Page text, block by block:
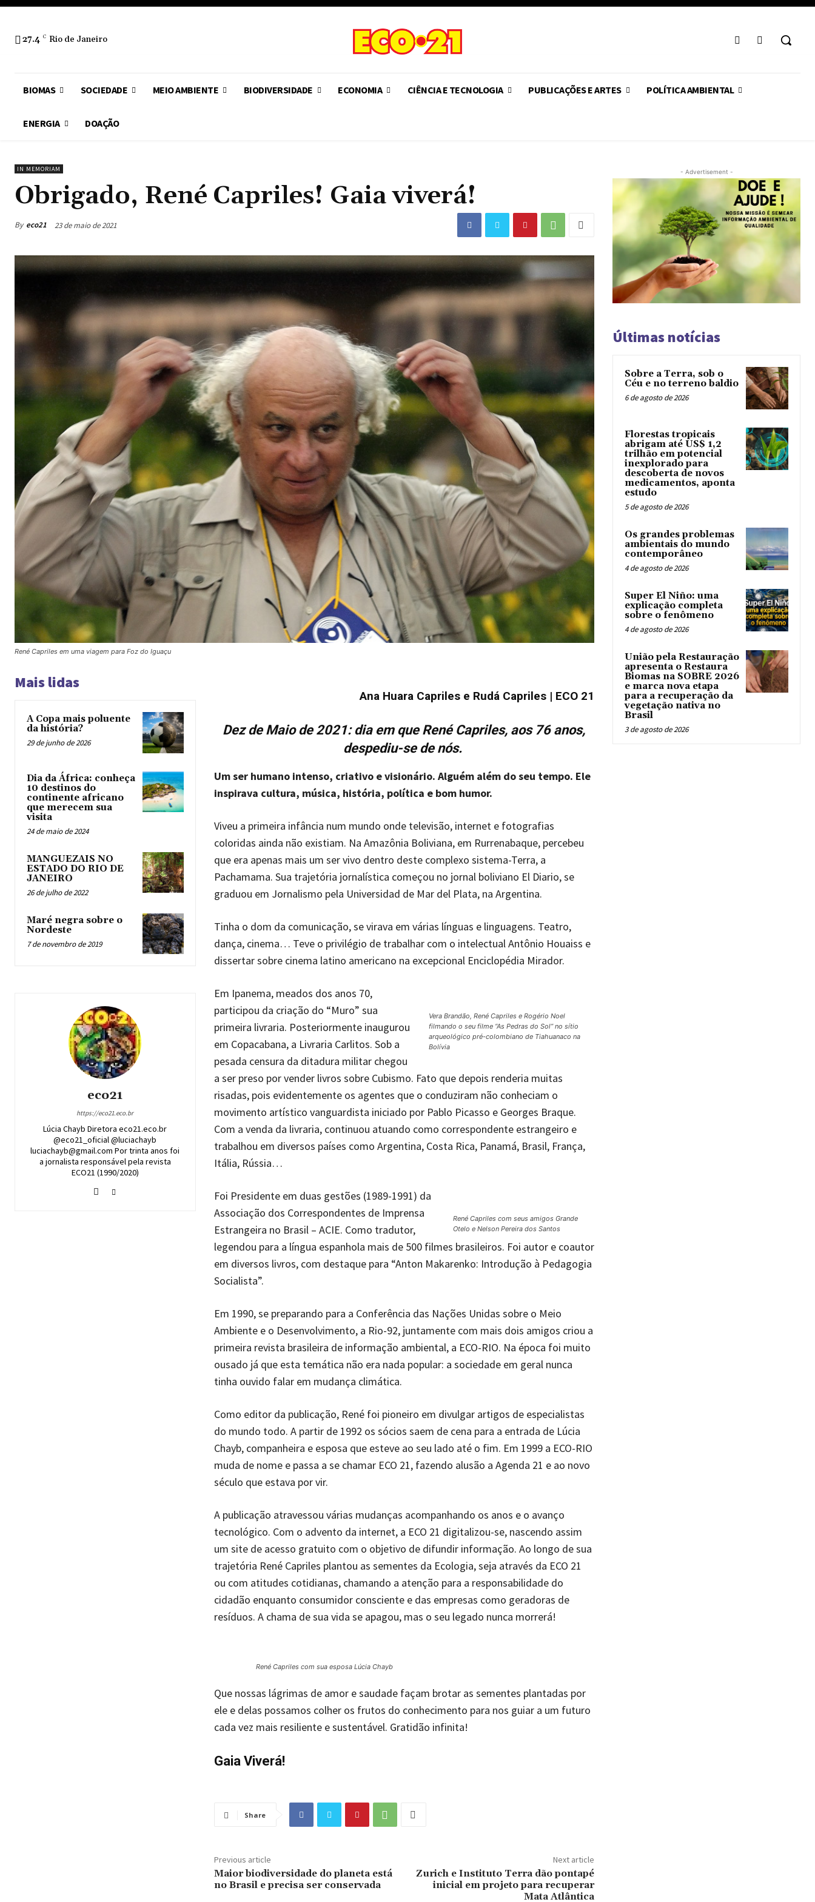
27.4 C Rio de Janeiro
BIOMAS SOCIEDADE MEIO AMBIENTE BIODIVERSIDADE ECONOMIA CIÊNCIA E TECNOLOGIA PUBLICAÇÕES E ARTES POLÍTICA AMBIENTAL
ENERGIA DOAÇÃO
IN MEMORIAM
Obrigado, René Capriles! Gaia viverá!
By eco21 23 de maio de 2021
René Capriles em uma viagem para Foz do Iguaçu
Mais lidas
A Copa mais poluente
da história?
29 de junho de 2026
Dia da África: conheça
10 destinos do
continente africano
que merecem sua
visita
24 de maio de 2024
MANGUEZAIS NO
ESTADO DO RIO DE
JANEIRO
26 de julho de 2022
Maré negra sobre o
Nordeste
7 de novembro de 2019
eco21
https://eco21.eco.br
Lúcia Chayb Diretora eco21.eco.br
@eco21_oficial @luciachayb
luciachayb@gmail.com Por trinta anos foi
a jornalista responsável pela revista
ECO21 (1990/2020)
Ana Huara Capriles e Rudá Capriles | ECO 21
Dez de Maio de 2021: dia em que René Capriles, aos 76 anos,
despediu-se de nós.
Um ser humano intenso, criativo e visionário. Alguém além do seu tempo. Ele
inspirava cultura, música, história, política e bom humor.
Viveu a primeira infância num mundo onde televisão, internet e fotografias
coloridas ainda não existiam. Na Amazônia Boliviana, em Rurrenabaque, percebeu
que era apenas mais um ser vivo dentro deste complexo sistema-Terra, a
Pachamama. Sua trajetória jornalística começou no jornal boliviano El Diario, se
graduou em Jornalismo pela Universidad de Mar del Plata, na Argentina.
Tinha o dom da comunicação, se virava em várias línguas e linguagens. Teatro,
dança, cinema… Teve o privilégio de trabalhar com o intelectual Antônio Houaiss e
dissertar sobre cinema latino americano na excepcional Enciclopédia Mirador.
Vera Brandão, René Capriles e Rogério Noel
filmando o seu filme “As Pedras do Sol” no sítio
arqueológico pré-colombiano de Tiahuanaco na
Bolívia
Em Ipanema, meados dos anos 70,
participou da criação do “Muro” sua
primeira livraria. Posteriormente inaugurou
em Copacabana, a Livraria Carlitos. Sob a
pesada censura da ditadura militar chegou
a ser preso por vender livros sobre Cubismo. Fato que depois renderia muitas
risadas, pois evidentemente os agentes que o conduziram não conheciam o
movimento artístico vanguardista iniciado por Pablo Picasso e Georges Braque.
Com a venda da livraria, continuou atuando como correspondente estrangeiro e
trabalhou em diversos países como Argentina, Costa Rica, Panamá, Brasil, França,
Itália, Rússia…
René Capriles com seus amigos Grande
Otelo e Nelson Pereira dos Santos
Foi Presidente em duas gestões (1989-1991) da
Associação dos Correspondentes de Imprensa
Estrangeira no Brasil – ACIE. Como tradutor,
legendou para a língua espanhola mais de 500 filmes brasileiros. Foi autor e coautor
em diversos livros, com destaque para “Anton Makarenko: Introdução à Pedagogia
Socialista”.
Em 1990, se preparando para a Conferência das Nações Unidas sobre o Meio
Ambiente e o Desenvolvimento, a Rio-92, juntamente com mais dois amigos criou a
primeira revista brasileira de informação ambiental, a ECO-RIO. Na época foi muito
ousado já que esta temática não era nada popular: a sociedade em geral nunca
tinha ouvido falar em mudança climática.
Como editor da publicação, René foi pioneiro em divulgar artigos de especialistas
do mundo todo. A partir de 1992 os sócios saem de cena para a entrada de Lúcia
Chayb, companheira e esposa que esteve ao seu lado até o fim. Em 1999 a ECO-RIO
muda de nome e passa a se chamar ECO 21, fazendo alusão a Agenda 21 e ao novo
século que estava por vir.
A publicação atravessou várias mudanças acompanhando os anos e o avanço
tecnológico. Com o advento da internet, a ECO 21 digitalizou-se, nascendo assim
um site de acesso gratuito com o objetivo de difundir informação. Ao longo de sua
trajetória René Capriles plantou as sementes da Ecologia, seja através da ECO 21
ou com atitudes cotidianas, chamando a atenção para a responsabilidade do
cidadão enquanto consumidor consciente e das empresas como geradoras de
resíduos. A chama de sua vida se apagou, mas o seu legado nunca morrerá!
René Capriles com sua esposa Lúcia Chayb
Que nossas lágrimas de amor e saudade façam brotar as sementes plantadas por
ele e delas possamos colher os frutos do conhecimento para nos guiar a um futuro
cada vez mais resiliente e sustentável. Gratidão infinita!
Gaia Viverá!
Share
Previous article
Maior biodiversidade do planeta está
no Brasil e precisa ser conservada
Next article
Zurich e Instituto Terra dão pontapé
inicial em projeto para recuperar
Mata Atlântica
- Advertisement -
Últimas notícias
Sobre a Terra, sob o
Céu e no terreno baldio
6 de agosto de 2026
Florestas tropicais
abrigam até US$ 1,2
trilhão em potencial
inexplorado para
descoberta de novos
medicamentos, aponta
estudo
5 de agosto de 2026
Os grandes problemas
ambientais do mundo
contemporâneo
4 de agosto de 2026
Super El Niño: uma
explicação completa
sobre o fenômeno
4 de agosto de 2026
União pela Restauração
apresenta o Restaura
Biomas na SOBRE 2026
e marca nova etapa
para a recuperação da
vegetação nativa no
Brasil
3 de agosto de 2026